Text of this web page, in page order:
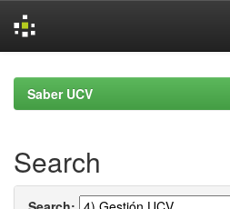
navigationSaber UCV
Search